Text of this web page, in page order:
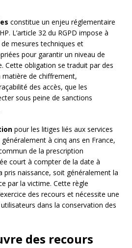
constitue un enjeu réglementaire
L’article 32 du RGPD impose à
mesures techniques et
pour garantir un niveau de
Cette obligation se traduit par des
matière de chiffrement,
des accès, que les
sous peine de sanctions
pour les litiges liés aux services
à cinq ans en France,
de la prescription
court à compter de la date à
pris naissance, soit généralement la
par la victime. Cette règle
des recours et nécessite une
dans la conservation des
des recours